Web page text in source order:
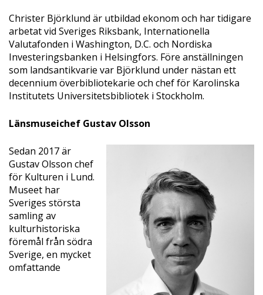
Christer Björklund är utbildad ekonom och har tidigare
arbetat vid Sveriges Riksbank, Internationella
Valutafonden i Washington, D.C. och Nordiska
Investeringsbanken i Helsingfors. Före anställningen
som landsantikvarie var Björklund under nästan ett
decennium överbibliotekarie och chef för Karolinska
Institutets Universitetsbibliotek i Stockholm.
Länsmuseichef Gustav Olsson
Sedan 2017 är
Gustav Olsson chef
för Kulturen i Lund.
Museet har
Sveriges största
samling av
kulturhistoriska
föremål från södra
Sverige, en mycket
omfattande